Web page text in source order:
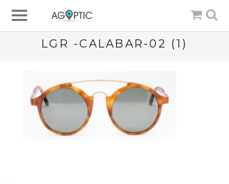
LGR -CALABAR-02 (1)